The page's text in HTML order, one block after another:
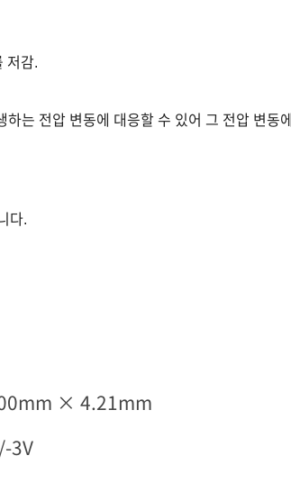
저감.
는 전압 변동에 대응할 수 있어 그 전압 변동
다.
× 4.21mm
3V